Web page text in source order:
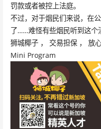
罚款或者被控上法庭。
不过，对于烟民们来说，在
了……难怪有些烟民听到这
狮城椰子 ， 交易担保 ， 放
Mini Program